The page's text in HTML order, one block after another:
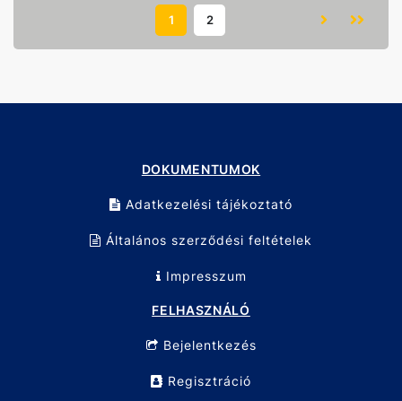
Alkalmazási területek:
• Háztartási vízvezeték rendszerek
• Kerti vízvételi pontok és öntözőrendszerek
• Fűtési és vízellátó rendszerek
- gyors és egyszerű nyitás és zárás
1 2
DOKUMENTUMOK
Adatkezelési tájékoztató
Általános szerződési feltételek
Impresszum
FELHASZNÁLÓ
Bejelentkezés
Regisztráció